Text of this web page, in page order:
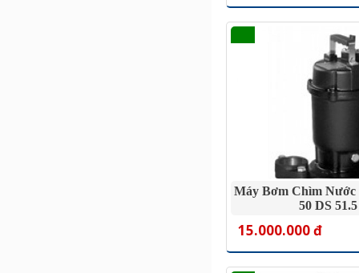
Máy Bơm Chìm
50 DS 51.5
15.000.000 đ